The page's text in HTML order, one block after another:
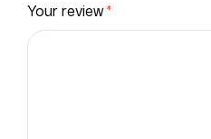
Your review*